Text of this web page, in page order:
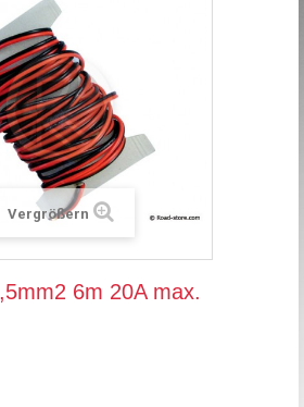
Vergrößern
6m 20A max.